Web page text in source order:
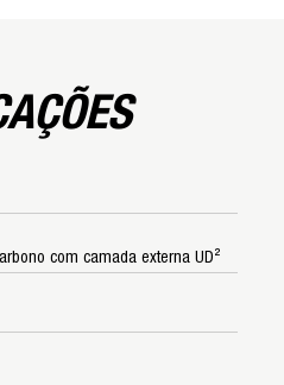
com camada externa UD²